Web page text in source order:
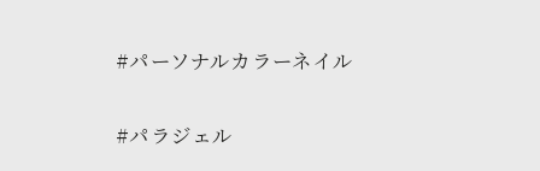
#パーソナルカラーネイル
#パラジェル